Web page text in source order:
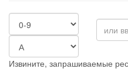
Извините, запрашиваемые